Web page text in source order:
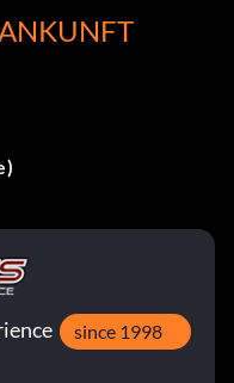
since 1998